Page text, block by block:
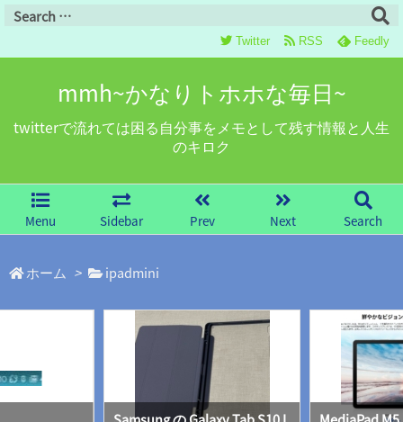
mmh~かなりトホホな毎日~
twitterで流れては困る自分事をメモとして残す情報と人生
のキロク
Menu Sidebar Prev Next Search
Twitter RSS Feedly
ホーム > ipadmini